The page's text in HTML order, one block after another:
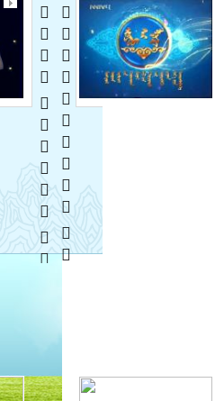
 
  